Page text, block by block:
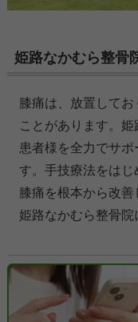
姫路なかむら整骨
膝痛は、放置して
ことがあります。
患者様を全力でサ
す。手技療法をはじ
膝痛を根本から改
姫路なかむら整骨院